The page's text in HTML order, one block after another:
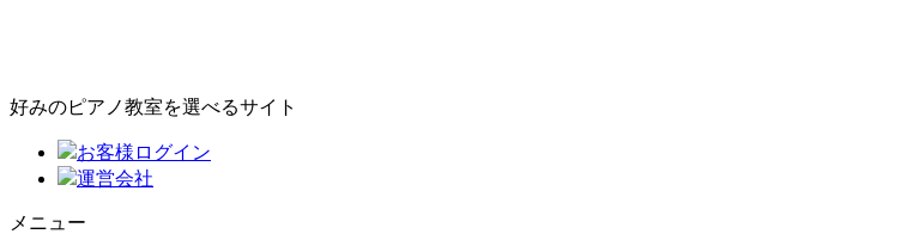
好みのピアノ教室を選べるサイト
お客様ログイン
運営会社
メニュー